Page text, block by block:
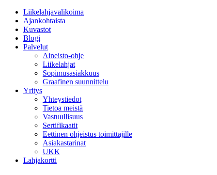
Liikelahjavalikoima
Ajankohtaista
Kuvastot
Blogi
Palvelut
Aineisto-ohje
Liikelahjat
Sopimusasiakkuus
Graafinen suunnittelu
Yritys
Yhteystiedot
Tietoa meistä
Vastuullisuus
Sertifikaatit
Eettinen ohjeistus toimittajille
Asiakastarinat
UKK
Lahjakortti